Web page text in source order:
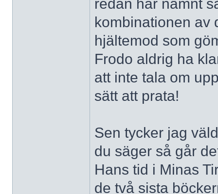
redan har nämnt
kombinationen av
hjältemod som
Frodo aldrig ha
att inte tala om
sätt att prata!
Sen tycker jag
du säger så går
Hans tid i Minas
de två sista